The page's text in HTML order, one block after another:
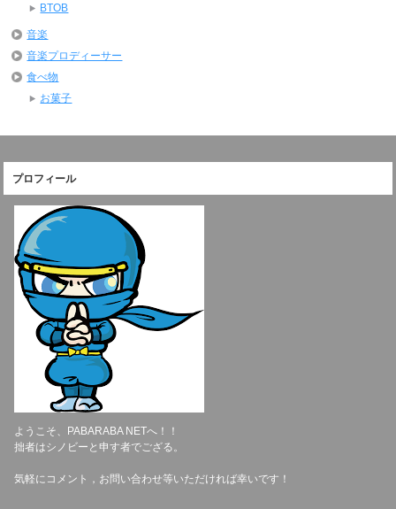
BTOB
音楽
音楽プロディーサー
食べ物
お菓子
プロフィール
ようこそ、PABARABA NETへ！！
拙者はシノビーと申す者でござる。
気軽にコメント，お問い合わせ等いただければ幸いです！